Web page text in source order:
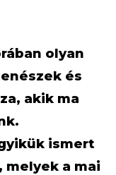
olyan
és
akik ma
ismert
a mai